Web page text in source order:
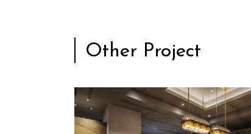
Other Project